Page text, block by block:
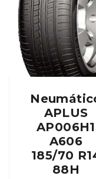
APLUS
AP006H1
A606
185/70
88H